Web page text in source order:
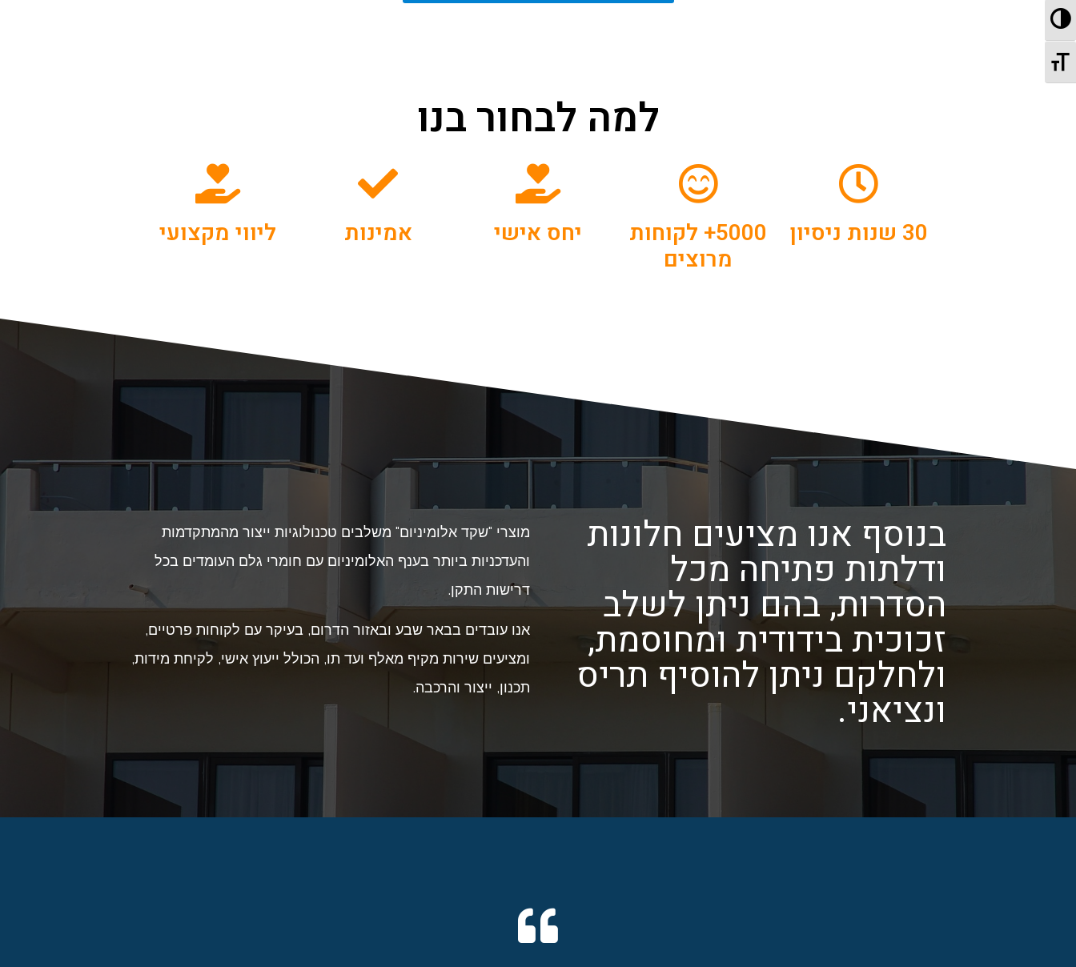
מתג ניגודיות גבוהה
מתג גודל גופן
למה לבחור בנו
30 שנות ניסיון
5000+ לקוחות
מרוצים
יחס אישי אמינות ליווי מקצועי
בנוסף אנו מציעים חלונות
ודלתות פתיחה מכל
הסדרות, בהם ניתן לשלב
זכוכית בידודית ומחוסמת,
ולחלקם ניתן להוסיף תריס
ונציאני.
מוצרי "שקד אלומיניום" משלבים טכנולוגיות ייצור מהמתקדמות
והעדכניות ביותר בענף האלומיניום עם חומרי גלם העומדים בכל
דרישות התקן.
אנו עובדים בבאר שבע ובאזור הדרום, בעיקר עם לקוחות פרטיים,
ומציעים שירות מקיף מאלף ועד תו, הכולל ייעוץ אישי, לקיחת מידות,
תכנון, ייצור והרכבה.